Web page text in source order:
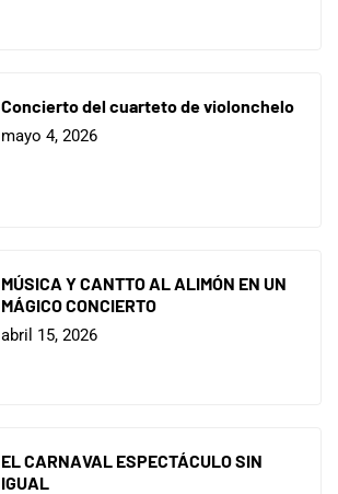
Concierto del cuarteto de violonchelo
mayo 4, 2026
MÚSICA Y CANTTO AL ALIMÓN EN UN
MÁGICO CONCIERTO
abril 15, 2026
EL CARNAVAL ESPECTÁCULO SIN
IGUAL